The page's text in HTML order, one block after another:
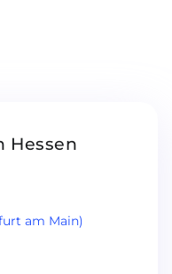
Hessen
am Main)